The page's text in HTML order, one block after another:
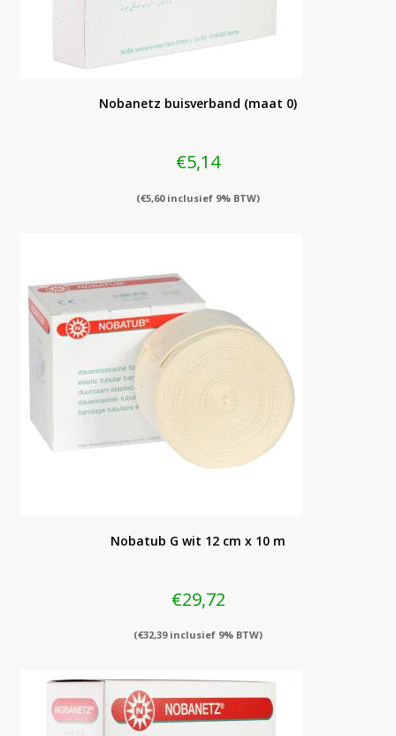
Nobanetz buisverband (maat 0)
€5,14
(€5,60inclusief 9% BTW)
Nobatub G wit 12 cm x 10 m
€29,72
(€32,39inclusief 9% BTW)